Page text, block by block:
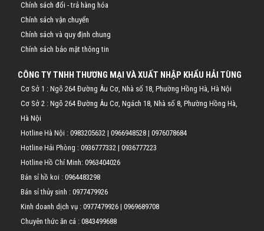
Chính sách đổi - trả hàng hóa
Chính sách vận chuyển
Chính sách và quy định chung
Chính sách bảo mật thông tin
CÔNG TY TNHH THƯƠNG MẠI VÀ XUẤT NHẬP KHẨU HẢI TÙNG
Cơ Sở 1 : Ngõ 264 Đường Âu Cơ, Nhà số 18, Phường Hồng Hà, Hà Nội
Cơ Sở 2 : Ngõ 264 Đường Âu Cơ, Ngách 18, Nhà số 8, Phường Hồng Hà,
Hà Nội
Hotline Hà Nội : 0983205632 | 0966948528 | 0976078684
Hotline Hải Phòng : 0936777332 | 0936777223
Hotline Hồ Chí Minh: 0963404026
Bán sỉ hồ koi : 0964483298
Bán sỉ thủy sinh : 0977479926
Kinh doanh dịch vụ : 0977479926 | 0969689708
Chuyên thức ăn cá : 0843499688